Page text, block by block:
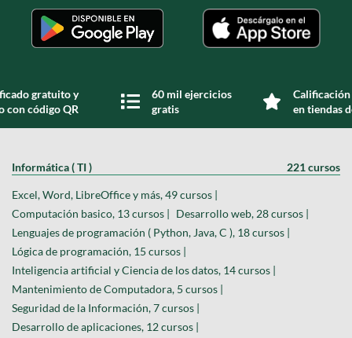
gratuito y
con código QR
60 mil ejercicios
gratis
en tiendas
Informática ( TI ) 221 cursos
Excel, Word, LibreOffice y más, 49 cursos |
Computación basico, 13 cursos | Desarrollo web, 28 cursos |
Lenguajes de programación ( Python, Java, C ), 18 cursos |
Lógica de programación, 15 cursos |
Inteligencia artificial y Ciencia de los datos, 14 cursos |
Mantenimiento de Computadora, 5 cursos |
Seguridad de la Información, 7 cursos |
Desarrollo de aplicaciones, 12 cursos |